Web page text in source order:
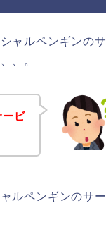
ャルペンギンのサ
、。
ービ
ルペンギンのサー